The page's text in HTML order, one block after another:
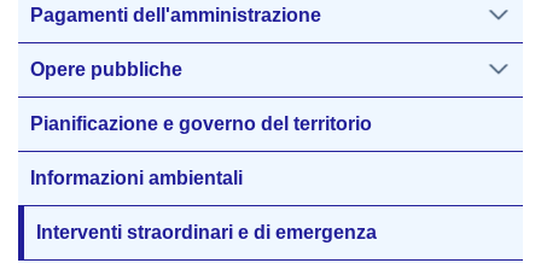
Pagamenti dell'amministrazione
Opere pubbliche
Pianificazione e governo del territorio
Informazioni ambientali
Interventi straordinari e di emergenza